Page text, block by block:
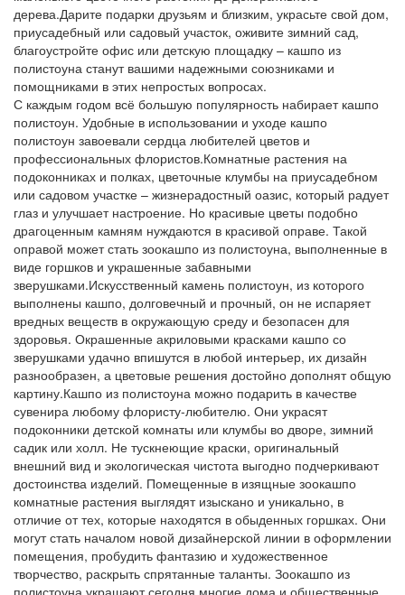
дерева.Дарите подарки друзьям и близким, украсьте свой дом,
приусадебный или садовый участок, оживите зимний сад,
благоустройте офис или детскую площадку – кашпо из
полистоуна станут вашими надежными союзниками и
помощниками в этих непростых вопросах.
С каждым годом всё большую популярность набирает кашпо
полистоун. Удобные в использовании и уходе кашпо
полистоун завоевали сердца любителей цветов и
профессиональных флористов.Комнатные растения на
подоконниках и полках, цветочные клумбы на приусадебном
или садовом участке – жизнерадостный оазис, который радует
глаз и улучшает настроение. Но красивые цветы подобно
драгоценным камням нуждаются в красивой оправе. Такой
оправой может стать зоокашпо из полистоуна, выполненные в
виде горшков и украшенные забавными
зверушками.Искусственный камень полистоун, из которого
выполнены кашпо, долговечный и прочный, он не испаряет
вредных веществ в окружающую среду и безопасен для
здоровья. Окрашенные акриловыми красками кашпо со
зверушками удачно впишутся в любой интерьер, их дизайн
разнообразен, а цветовые решения достойно дополнят общую
картину.Кашпо из полистоуна можно подарить в качестве
сувенира любому флористу-любителю. Они украсят
подоконники детской комнаты или клумбы во дворе, зимний
садик или холл. Не тускнеющие краски, оригинальный
внешний вид и экологическая чистота выгодно подчеркивают
достоинства изделий. Помещенные в изящные зоокашпо
комнатные растения выглядят изыскано и уникально, в
отличие от тех, которые находятся в обыденных горшках. Они
могут стать началом новой дизайнерской линии в оформлении
помещения, пробудить фантазию и художественное
творчество, раскрыть спрятанные таланты. Зоокашпо из